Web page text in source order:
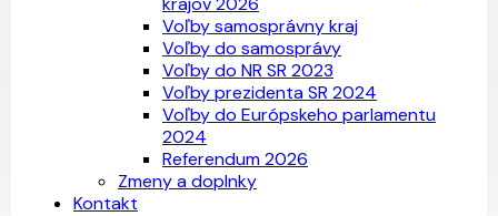
Voľby samosprávny kraj
Voľby do samosprávy
Voľby do NR SR 2023
Voľby prezidenta SR 2024
Voľby do Európskeho parlamentu
2024
Referendum 2026
Zmeny a doplnky
Kontakt